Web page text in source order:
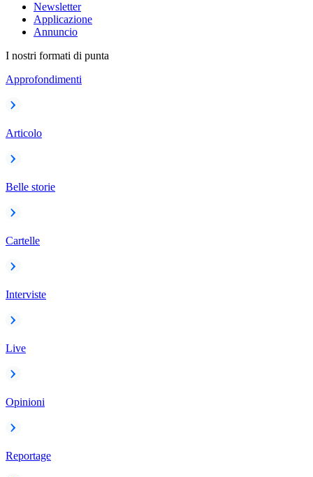
Newsletter
Applicazione
Annuncio
I nostri formati di punta
Approfondimenti
Articolo
Belle storie
Cartelle
Interviste
Live
Opinioni
Reportage